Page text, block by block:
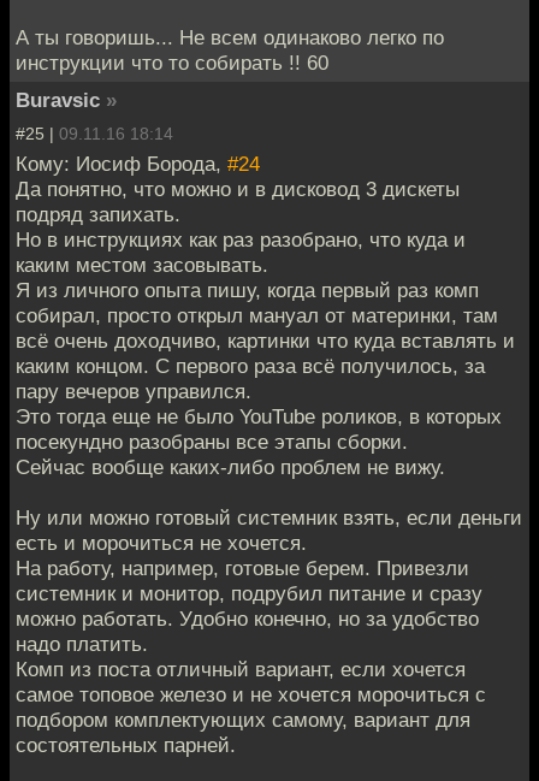
А ты говоришь... Не всем одинаково легко по
инструкции что то собирать !! 60
Buravsic »
#25 | 09.11.16 18:14
Кому: Иосиф Борода, #24
Да понятно, что можно и в дисковод 3 дискеты
подряд запихать.
Но в инструкциях как раз разобрано, что куда и
каким местом засовывать.
Я из личного опыта пишу, когда первый раз комп
собирал, просто открыл мануал от материнки, там
всё очень доходчиво, картинки что куда вставлять и
каким концом. С первого раза всё получилось, за
пару вечеров управился.
Это тогда еще не было YouTube роликов, в которых
посекундно разобраны все этапы сборки.
Сейчас вообще каких-либо проблем не вижу.
Ну или можно готовый системник взять, если деньги
есть и морочиться не хочется.
На работу, например, готовые берем. Привезли
системник и монитор, подрубил питание и сразу
можно работать. Удобно конечно, но за удобство
надо платить.
Комп из поста отличный вариант, если хочется
самое топовое железо и не хочется морочиться с
подбором комплектующих самому, вариант для
состоятельных парней.